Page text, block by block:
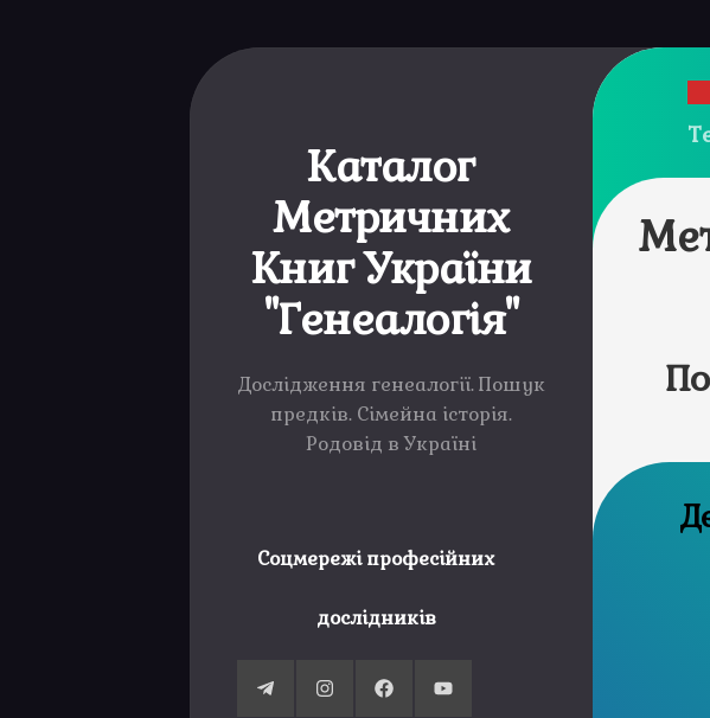
Каталог
Метричних
Книг України
"Генеалогія"
Дослідження генеалогії. Пошук
предків. Сімейна історія.
Родовід в Україні
Соцмережі професійних
дослідників